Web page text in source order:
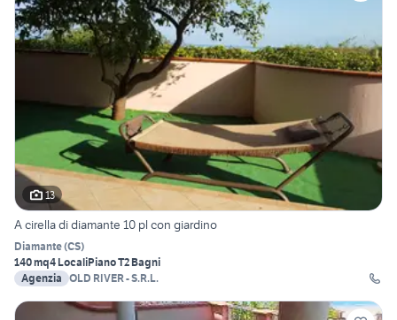
13
A cirella di diamante 10 pl con giardino
Diamante(CS)
140 mq4 LocaliPiano T2 Bagni
Agenzia OLD RIVER - S.R.L.